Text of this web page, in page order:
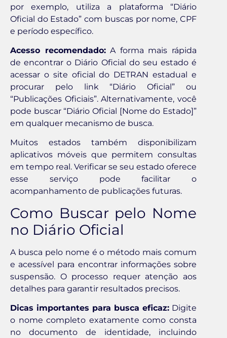
por exemplo, utiliza a plataforma “Diário
Oficial do Estado” com buscas por nome, CPF
e período específico.
Acesso recomendado:A forma mais rápida
de encontrar o Diário Oficial do seu estado é
acessar o site oficial do DETRAN estadual e
procurar pelo link “Diário Oficial” ou
“Publicações Oficiais”. Alternativamente, você
pode buscar “Diário Oficial [Nome do Estado]”
em qualquer mecanismo de busca.
Muitos estados também disponibilizam
aplicativos móveis que permitem consultas
em tempo real. Verificar se seu estado oferece
esse serviço pode facilitar o
acompanhamento de publicações futuras.
Como Buscar pelo Nome
no Diário Oficial
A busca pelo nome é o método mais comum
e acessível para encontrar informações sobre
suspensão. O processo requer atenção aos
detalhes para garantir resultados precisos.
Dicas importantes para busca eficaz: Digite
o nome completo exatamente como consta
no documento de identidade, incluindo